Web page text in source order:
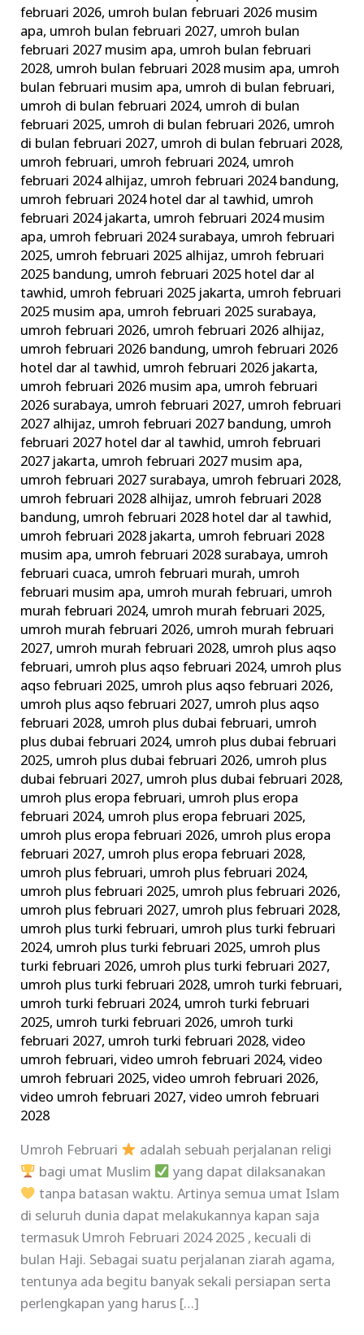
februari 2026, umroh bulan februari 2026 musim
apa, umroh bulan februari 2027, umroh bulan
februari 2027 musim apa, umroh bulan februari
2028, umroh bulan februari 2028 musim apa, umroh
bulan februari musim apa, umroh di bulan februari,
umroh di bulan februari 2024, umroh di bulan
februari 2025, umroh di bulan februari 2026, umroh
di bulan februari 2027, umroh di bulan februari 2028,
umroh februari, umroh februari 2024, umroh
februari 2024 alhijaz, umroh februari 2024 bandung,
umroh februari 2024 hotel dar al tawhid, umroh
februari 2024 jakarta, umroh februari 2024 musim
apa, umroh februari 2024 surabaya, umroh februari
2025, umroh februari 2025 alhijaz, umroh februari
2025 bandung, umroh februari 2025 hotel dar al
tawhid, umroh februari 2025 jakarta, umroh februari
2025 musim apa, umroh februari 2025 surabaya,
umroh februari 2026, umroh februari 2026 alhijaz,
umroh februari 2026 bandung, umroh februari 2026
hotel dar al tawhid, umroh februari 2026 jakarta,
umroh februari 2026 musim apa, umroh februari
2026 surabaya, umroh februari 2027, umroh februari
2027 alhijaz, umroh februari 2027 bandung, umroh
februari 2027 hotel dar al tawhid, umroh februari
2027 jakarta, umroh februari 2027 musim apa,
umroh februari 2027 surabaya, umroh februari 2028,
umroh februari 2028 alhijaz, umroh februari 2028
bandung, umroh februari 2028 hotel dar al tawhid,
umroh februari 2028 jakarta, umroh februari 2028
musim apa, umroh februari 2028 surabaya, umroh
februari cuaca, umroh februari murah, umroh
februari musim apa, umroh murah februari, umroh
murah februari 2024, umroh murah februari 2025,
umroh murah februari 2026, umroh murah februari
2027, umroh murah februari 2028, umroh plus aqso
februari, umroh plus aqso februari 2024, umroh plus
aqso februari 2025, umroh plus aqso februari 2026,
umroh plus aqso februari 2027, umroh plus aqso
februari 2028, umroh plus dubai februari, umroh
plus dubai februari 2024, umroh plus dubai februari
2025, umroh plus dubai februari 2026, umroh plus
dubai februari 2027, umroh plus dubai februari 2028,
umroh plus eropa februari, umroh plus eropa
februari 2024, umroh plus eropa februari 2025,
umroh plus eropa februari 2026, umroh plus eropa
februari 2027, umroh plus eropa februari 2028,
umroh plus februari, umroh plus februari 2024,
umroh plus februari 2025, umroh plus februari 2026,
umroh plus februari 2027, umroh plus februari 2028,
umroh plus turki februari, umroh plus turki februari
2024, umroh plus turki februari 2025, umroh plus
turki februari 2026, umroh plus turki februari 2027,
umroh plus turki februari 2028, umroh turki februari,
umroh turki februari 2024, umroh turki februari
2025, umroh turki februari 2026, umroh turki
februari 2027, umroh turki februari 2028,video
umroh februari,video umroh februari 2024,video
umroh februari 2025,video umroh februari 2026,
video umroh februari 2027,video umroh februari
2028
Umroh Februari
adalah sebuah perjalanan religi
bagi umat Muslim
yang dapat dilaksanakan
tanpa batasan waktu. Artinya semua umat Islam
di seluruh dunia dapat melakukannya kapan saja
termasuk Umroh Februari 2024 2025 , kecuali di
bulan Haji. Sebagai suatu perjalanan ziarah agama,
tentunya ada begitu banyak sekali persiapan serta
perlengkapan yang harus […]